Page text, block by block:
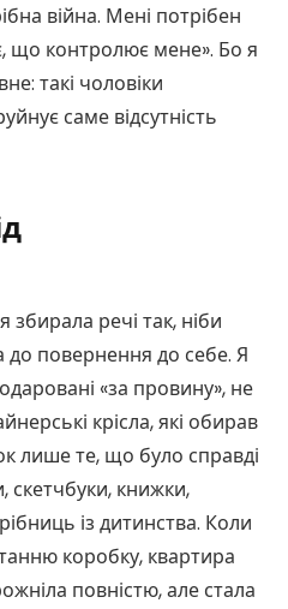
війна. Мені потрібен
що контролює мене». Бо я
такі чоловіки
саме відсутність
речі так, ніби
до повернення до себе. Я
«за провину», не
крісла, які обирав
лише те, що було справді
скетчбуки, книжки,
із дитинства. Коли
коробку, квартира
повністю, але стала